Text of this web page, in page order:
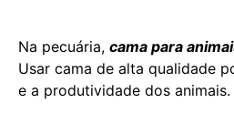
Na pecuária, cama para
Usar cama de alta qualidade
e a produtividade dos animais.